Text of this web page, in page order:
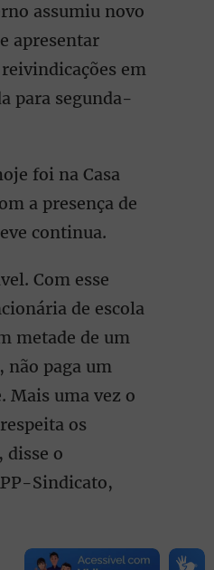
assumiu novo
apresentar
em
para segunda-
foi na Casa
a presença de
continua.
Com esse
de escola
metade de um
não paga um
Mais uma vez o
os
disse o
Sindicato,